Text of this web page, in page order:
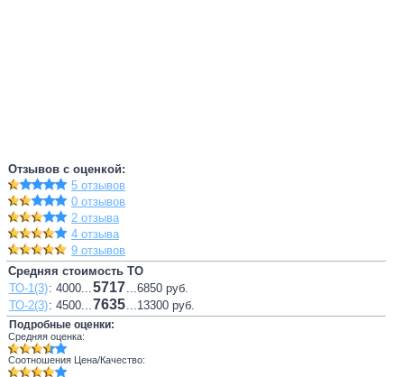
Отзывов с оценкой:
5 отзывов
0 отзывов
2 отзыва
4 отзыва
9 отзывов
Средняя стоимость ТО
ТО-1(3): 4000...5717...6850 руб.
ТО-2(3): 4500...7635...13300 руб.
Подробные оценки:
Средняя оценка:
Соотношения Цена/Качество: